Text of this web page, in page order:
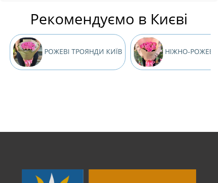
Рекомендуємо в Києві
РОЖЕВІ ТРОЯНДИ КИЇВ НІЖНО-